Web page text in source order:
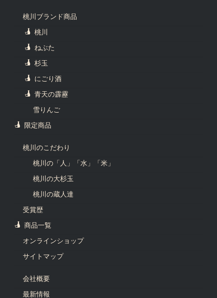
桃川ブランド商品
桃川
ねぶた
杉玉
にごり酒
青天の霹靂
雪りんご
限定商品
桃川のこだわり
桃川の「人」「水」「米」
桃川の大杉玉
桃川の蔵人達
受賞歴
商品一覧
オンラインショップ
サイトマップ
会社概要
最新情報